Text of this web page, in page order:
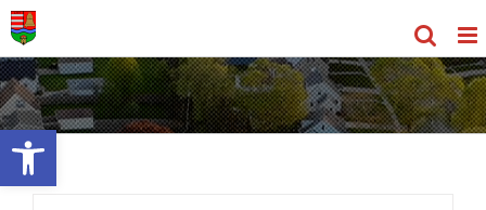
Eszköztár megnyitása
Kihagyás